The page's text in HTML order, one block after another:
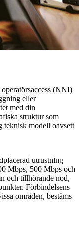
(NNI)
eller
med din
struktur som
teknisk modell oavsett
utrustning
Mbps, 500 Mbps och
och tillhörande nod,
Förbindelsens
områden, bestäms